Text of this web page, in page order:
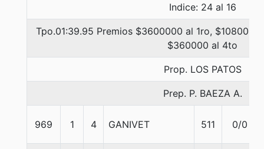
Indice: 24 al 16
Tpo.01:39.95 Premios $3600000 al 1ro,
$360000 al 4to
Prop. LOS PATOS
Prep. P. BAEZA A.
969 1 4 GANIVET 511 0/0